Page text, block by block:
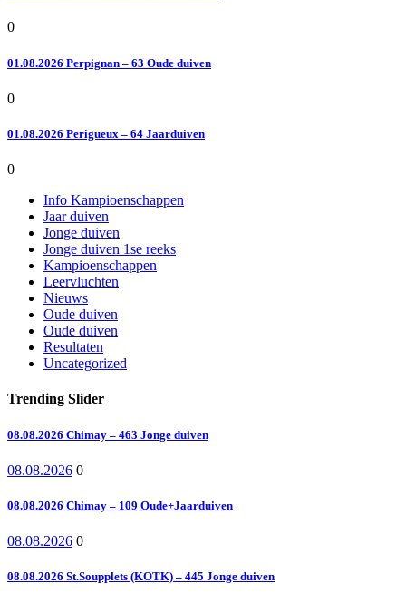
0
01.08.2026 Perpignan – 63 Oude duiven
0
01.08.2026 Perigueux – 64 Jaarduiven
0
Info Kampioenschappen
Jaar duiven
Jonge duiven
Jonge duiven 1se reeks
Kampioenschappen
Leervluchten
Nieuws
Oude duiven
Oude duiven
Resultaten
Uncategorized
Trending Slider
08.08.2026 Chimay – 463 Jonge duiven
08.08.2026 0
08.08.2026 Chimay – 109 Oude+Jaarduiven
08.08.2026 0
08.08.2026 St.Soupplets (KOTK) – 445 Jonge duiven